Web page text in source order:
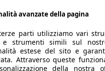
avanzate della pagina
parti utilizziamo vari
e strumenti simili sul
estese del sito e
Attraverso queste
della nostra